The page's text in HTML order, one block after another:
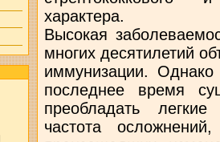
характера.
Высокая
многих десятилетий
иммунизации.
последнее время
преобладать
частота